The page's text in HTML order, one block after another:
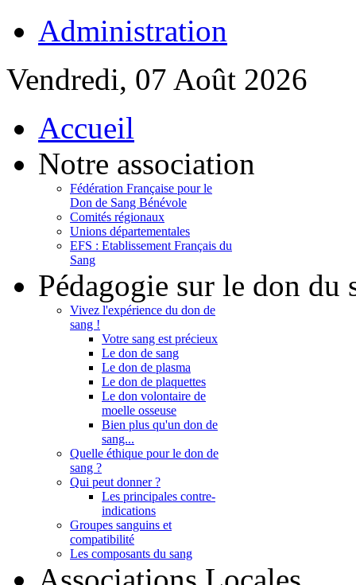
Administration
Vendredi, 07 Août 2026
Accueil
Notre association
Fédération Française pour le
Don de Sang Bénévole
Comités régionaux
Unions départementales
EFS : Etablissement Français du
Sang
Pédagogie sur le don du
Vivez l'expérience du don de
sang !
Votre sang est précieux
Le don de sang
Le don de plasma
Le don de plaquettes
Le don volontaire de
moelle osseuse
Bien plus qu'un don de
sang...
Quelle éthique pour le don de
sang ?
Qui peut donner ?
Les principales contre-
indications
Groupes sanguins et
compatibilité
Les composants du sang